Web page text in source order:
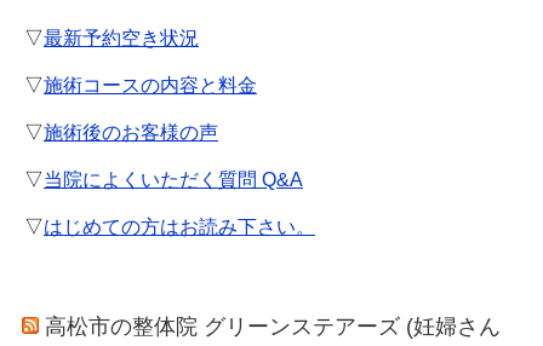
▽最新予約空き状況
▽施術コースの内容と料金
▽施術後のお客様の声
▽当院によくいただく質問 Q&A
▽はじめての方はお読み下さい。
高松市の整体院 グリーンステアーズ (妊婦さん